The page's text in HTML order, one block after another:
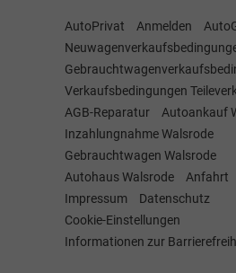
AutoPrivat Anmelden
Verkaufsbedingungen
AGB-Reparatur
Autoankauf
Inzahlungnahme Walsrode
Gebrauchtwagen Walsrode
Autohaus Walsrode
Anfahrt
Impressum
Datenschutz
Cookie-Einstellungen
Informationen zur